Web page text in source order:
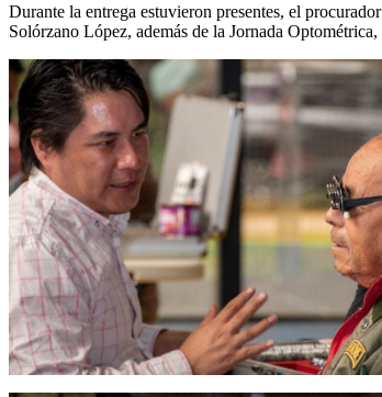
Durante la entrega estuvieron presentes, el
Solórzano López, además de la Jornada